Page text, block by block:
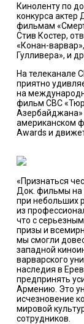
Киноленту по
конкурса актер
фильмам
Стив Костер,
«Конан-
Гулливера», и
На телеканале
приятно
на
фильм CBC
Азербайджана»
американском
Awards и
«Признаться
Док. фильмы на
при небольших
из
что с
призы и
мы смогли
западной
варварского
наследия в
предпринять
Армению. Это
исчезновение
мировой
сотрудников.